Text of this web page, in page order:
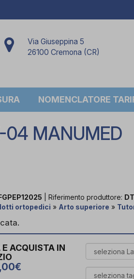
Via Giuseppina 5
26100 Cremona (CR)
NOMENCLATORE
04 MANUMED
| Riferimento produttore:
ortopedici » Arto superiore »
E ACQUISTA IN